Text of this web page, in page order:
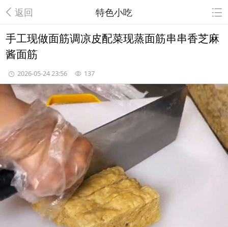
返回 特色小吃
手工现做面筋调凉皮配菜现蒸面筋串串香芝麻
酱面筋
2026-05-24 23:56 137